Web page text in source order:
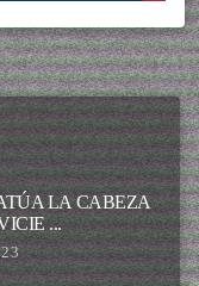
LA CABEZA
...